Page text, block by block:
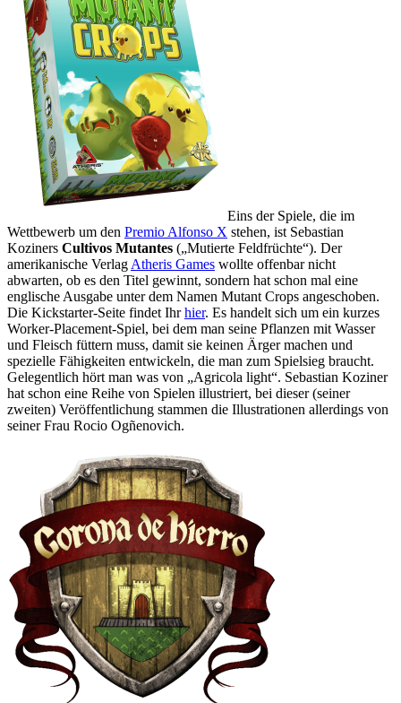
Eins der Spiele, die im
Wettbewerb um den Premio Alfonso X stehen, ist Sebastian
Koziners Cultivos Mutantes („Mutierte Feldfrüchte“). Der
amerikanische Verlag Atheris Games wollte offenbar nicht
abwarten, ob es den Titel gewinnt, sondern hat schon mal eine
englische Ausgabe unter dem Namen Mutant Crops angeschoben.
Die Kickstarter-Seite findet Ihrhier. Es handelt sich um ein kurzes
Worker-Placement-Spiel, bei dem man seine Pflanzen mit Wasser
und Fleisch füttern muss, damit sie keinen Ärger machen und
spezielle Fähigkeiten entwickeln, die man zum Spielsieg braucht.
Gelegentlich hört man was von „Agricola light“. Sebastian Koziner
hat schon eine Reihe von Spielen illustriert, bei dieser (seiner
zweiten) Veröffentlichung stammen die Illustrationen allerdings von
seiner Frau Rocio Ogñenovich.